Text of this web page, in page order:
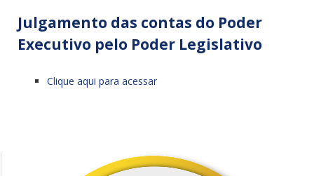
Julgamento das contas do Poder
Executivo pelo Poder Legislativo
Clique aqui para acessar